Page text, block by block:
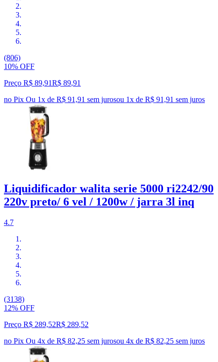
(806)
10% OFF
Preço R$ 89,91R$ 89,91
no Pix Ou 1x de R$ 91,91 sem jurosou 1x de R$ 91,91 sem juros
Liquidificador walita serie 5000 ri2242/90
220v preto/ 6 vel / 1200w / jarra 3l inq
4.7
(3138)
12% OFF
Preço R$ 289,52R$ 289,52
no Pix Ou 4x de R$ 82,25 sem jurosou 4x de R$ 82,25 sem juros